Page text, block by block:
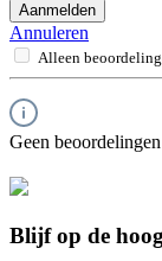
Aanmelden
Annuleren
Alleen
Geen
Blijf op de